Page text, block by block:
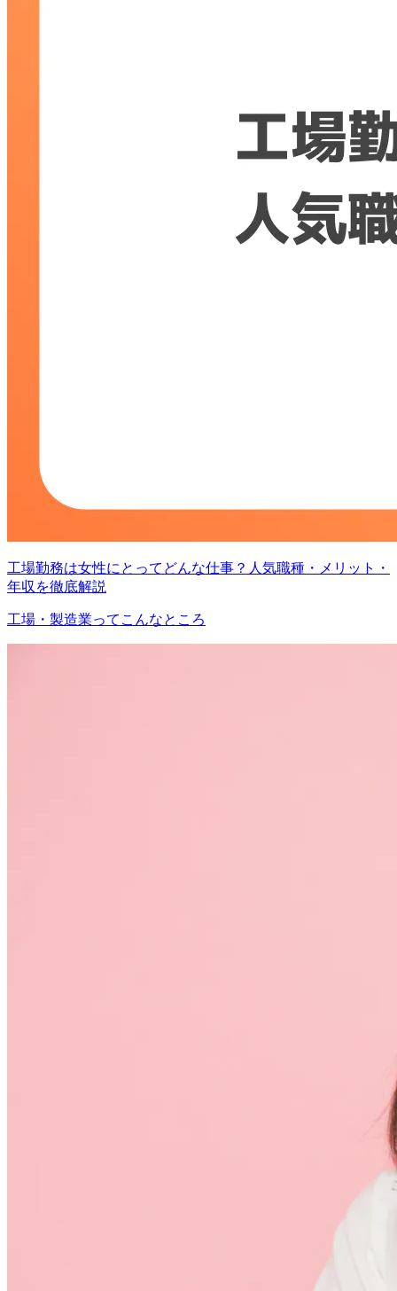
工場勤務は女性にとってどんな仕事？人気職種・メリット・
年収を徹底解説
工場・製造業ってこんなところ